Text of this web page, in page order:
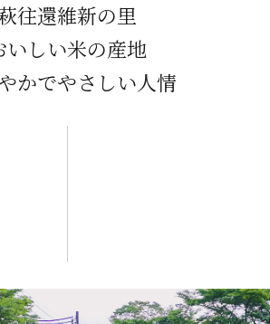
往還維新の里
いしい米の産地
かでやさしい人情